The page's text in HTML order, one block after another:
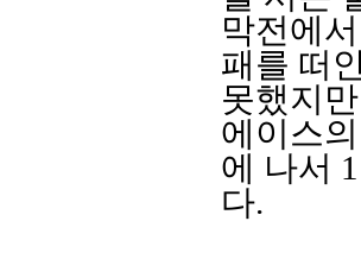
막전에
패를 떠
못했지
에이스
에 나서
다.